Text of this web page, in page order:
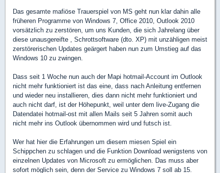
Das gesamte mafiöse Trauerspiel von MS geht nun klar dahin alle
früheren Programme von Windows 7, Office 2010, Outlook 2010
vorsätzlich zu zerstören, um uns Kunden, die sich Jahrelang über
diese unausgereifte , Schrottsoftware (dto. XP) mit unzähligen meist
zerstörerischen Updates geärgert haben nun zum Umstieg auf das
Windows 10 zu zwingen.
Dass seit 1 Woche nun auch der Mapi hotmail-Account im Outlook
nicht mehr funktioniert ist das eine, dass nach Anleitung entfernen
und wieder neu installieren, dies dann nicht mehr funktioniert und
auch nicht darf, ist der Höhepunkt, weil unter dem live-Zugang die
Datendatei hotmail-ost mit allen Mails seit 5 Jahren somit auch
nicht mehr ins Outlook übernommen wird und futsch ist.
Wer hat hier die Erfahrungen um diesem miesen Spiel ein
Schippchen zu schlagen und die Funktion Download wenigstens von
einzelnen Updates von Microsoft zu ermöglichen. Das muss aber
sofort möglich sein, denn der Service zu Windows 7 soll ab 15.